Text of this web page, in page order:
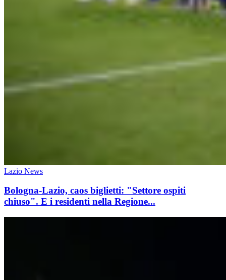
Lazio News
Bologna-Lazio, caos biglietti: "Settore ospiti
chiuso". E i residenti nella Regione...